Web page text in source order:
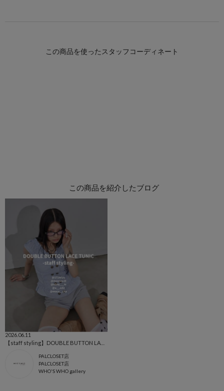
この商品を紹介したブログ
2026.06.11
PALCLOSET店
PALCLOSET店
WHO'S WHO gallery